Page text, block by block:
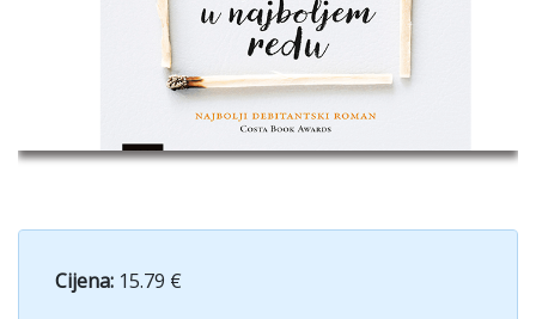
Cijena: 15.79 €